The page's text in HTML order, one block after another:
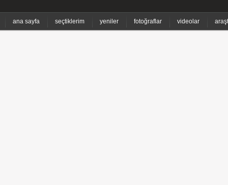
ana sayfa seçtiklerim yeniler fotoğraflar videolar